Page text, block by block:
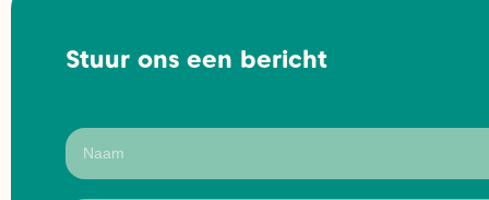
Stuur ons een bericht